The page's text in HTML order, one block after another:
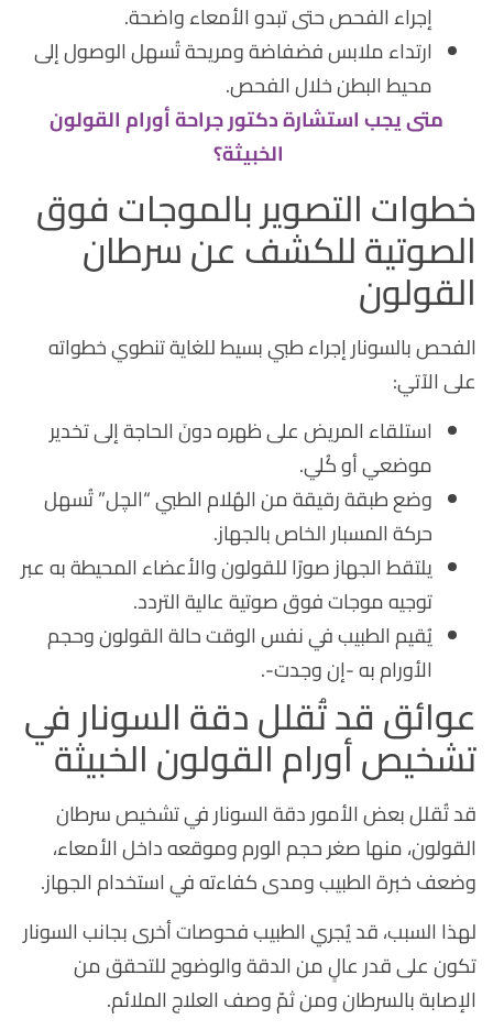
إجراء الفحص حتى تبدو الأمعاء واضحة.
ارتداء ملابس فضفاضة ومريحة تُسهل الوصول إلى
محيط البطن خلال الفحص.
متى يجب استشارة دكتور جراحة أورام القولون
الخبيثة؟
خطوات التصوير بالموجات فوق
الصوتية للكشف عن سرطان
القولون
الفحص بالسونار إجراء طبي بسيط للغاية تنطوي خطواته
على الآتي:
استلقاء المريض على ظهره دونَ الحاجة إلى تخدير
موضعي أو كُلي.
وضع طبقة رقيقة من الهُلام الطبي “الچل” تُسهل
حركة المسبار الخاص بالجهاز.
يلتقط الجهاز صورًا للقولون والأعضاء المحيطة به عبر
توجيه موجات فوق صوتية عالية التردد.
يُقيم الطبيب في نفس الوقت حالة القولون وحجم
الأورام به -إن وجدت-.
عوائق قد تُقلل دقة السونار في
تشخيص أورام القولون الخبيثة
قد تُقلل بعض الأمور دقة السونار في تشخيص سرطان
القولون، منها صغر حجم الورم وموقعه داخل الأمعاء،
وضعف خبرة الطبيب ومدى كفاءته في استخدام الجهاز.
لهذا السبب، قد يُجري الطبيب فحوصات أخرى بجانب السونار
تكون على قدر عالٍ من الدقة والوضوح للتحقق من
الإصابة بالسرطان ومن ثمّ وصف العلاج الملائم.